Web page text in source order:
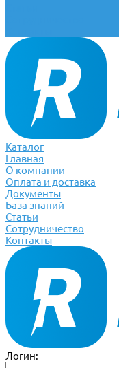
Каталог
Главная
О компании
Оплата и доставка
Документы
База знаний
Статьи
Сотрудничество
Контакты
Логин: